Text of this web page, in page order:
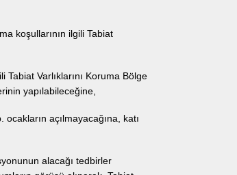
koşullarının ilgili Tabiat
Varlıklarını Koruma Bölge
yapılabileceğine,
açılmayacağına, katı
alacağı tedbirler